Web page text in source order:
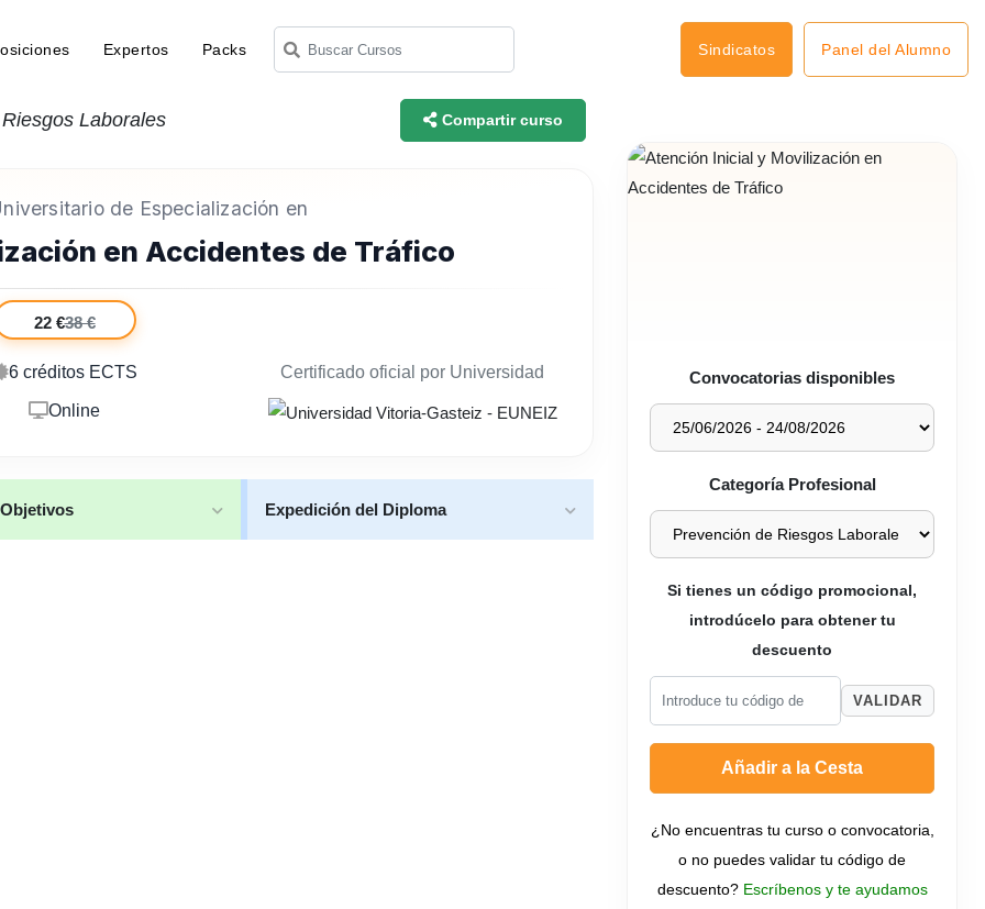
Expertos Packs Sindicatos Panel del Alumno
Laborales Compartir curso
de Especialización en
en Accidentes de Tráfico
22 €38 €
6 créditos ECTS
Online
Certificado oficial por Universidad
Objetivos Expedición del Diploma
Convocatorias disponibles
Categoría Profesional
Si tienes un código promocional,
introdúcelo para obtener tu
descuento
VALIDAR
Añadir a la Cesta
¿No encuentras tu curso o convocatoria,
o no puedes validar tu código de
descuento? Escríbenos y te ayudamos